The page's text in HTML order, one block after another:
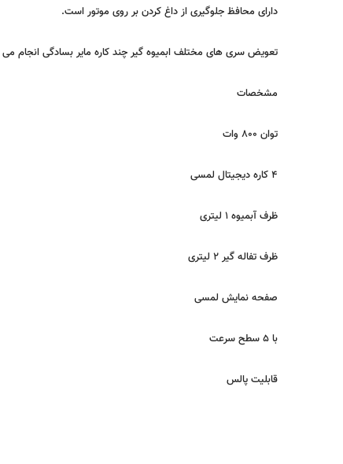
دارای محافظ جلوگیری از داغ کردن بر روی موتور است.
تعویض سری های مختلف ابمیوه گیر چند کاره مایر بسادگی انجام می
مشخصات
توان 800 وات
4 کاره دیجیتال لمسی
ظرف آبمیوه 1 لیتری
ظرف تفاله گیر 2 لیتری
صفحه نمایش لمسی
با 5 سطح سرعت
قابلیت پالس